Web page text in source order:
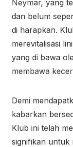
Neymar, yang
dan belum
di harapkan.
merevitalisasi
yang di bawa
membawa
Demi
kabarkan
Klub ini telah
signifikan untuk